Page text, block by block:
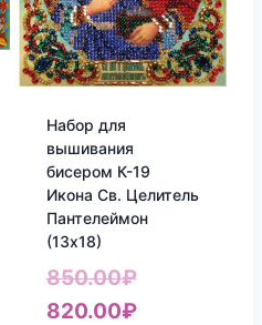
Набор для
вышивания
бисером К-19
Икона Св. Целитель
Пантелеймон
(13х18)
850.00₽
цена
820.00₽Текущая